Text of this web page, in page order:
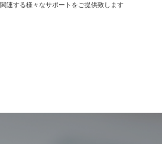
連する様々なサポートをご提供致します